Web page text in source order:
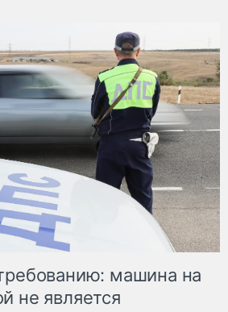
машина на
не является